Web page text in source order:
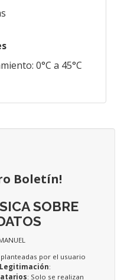
0°C a 45°C
Boletín!
SOBRE
por el usuario
Legitimación:
: Solo se realizan